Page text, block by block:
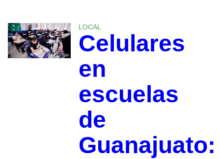
LOCAL
Celulares
en
escuelas
de
Guanajuato: